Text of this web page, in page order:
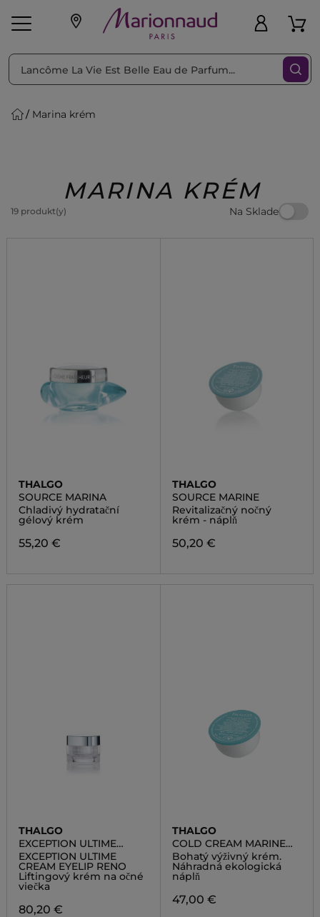
pleť Líčenie
Beauty
Marina krém
MARINA KRÉM
19 produkt(y) Na Sklade
Triediť podľa Filtrovať
THALGO
SOURCE MARINA
Chladivý hydratační
gélový krém
55,20 €
THALGO
SOURCE MARINE
Revitalizačný nočný
krém - náplň
50,20 €
THALGO
EXCEPTION ULTIME
CREAM EYELIP RENO
EXCEPTION ULTIME
CREAM EYELIP RENO
Liftingový krém na očné
viečka
80,20 €
THALGO
COLD CREAM MARINE
NUTRI COMFORT RICH
CREAM REFILL
Bohatý výživný krém.
Náhradná ekologická
náplň
47,00 €